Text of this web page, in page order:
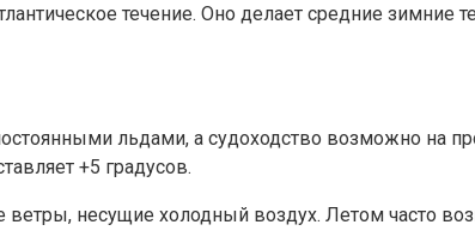
течение. Оно делает средние
льдами, а судоходство возможно на
+5 градусов.
несущие холодный воздух. Летом часто